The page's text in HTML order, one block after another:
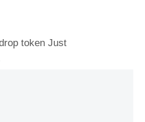
token Just